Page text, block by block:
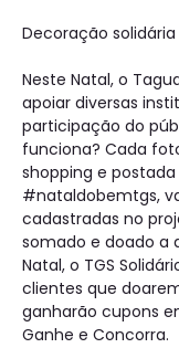
Decoração solidária
Neste Natal, o
apoiar diversas
participação do
funciona? Cada
shopping e
#nataldobemtgs,
cadastradas no
somado e doado a
Natal, o TGS
clientes que
ganharão cupons
Ganhe e Concorra.